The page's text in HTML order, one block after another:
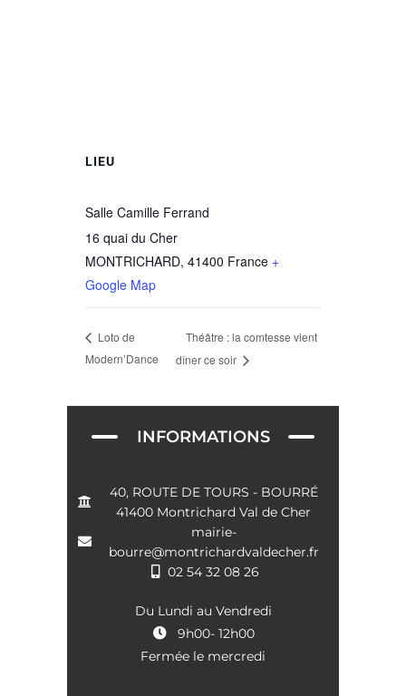
LIEU
Salle Camille Ferrand
16 quai du Cher
MONTRICHARD, 41400 France +
Google Map
Loto de
Modern’Dance
Théâtre : la comtesse vient
dîner ce soir
INFORMATIONS
40, ROUTE DE TOURS - BOURRÉ
41400 Montrichard Val de Cher
mairie-
bourre@montrichardvaldecher.fr
02 54 32 08 26
Du Lundi au Vendredi
9h00- 12h00
Fermée le mercredi